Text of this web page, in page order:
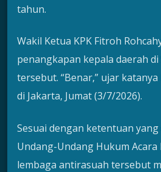
tahun.
Wakil Ketua KPK Fitroh
penangkapan kepala daerah
tersebut. “Benar,” ujar
di Jakarta, Jumat (3/7/2026).
Sesuai dengan ketentuan
Undang-Undang Hukum Acara
lembaga antirasuah tersebut